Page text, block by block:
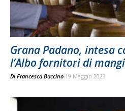
Grana Padano, intesa
l’Albo fornitori di
Di Francesca Baccino 19 Maggio 2023